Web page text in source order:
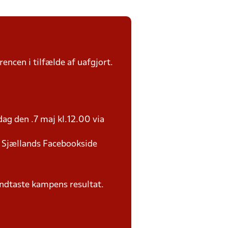
i tilfælde af uafgjort.
den .7 maj kl.12.00 via
Facebookside
kampens resultat.